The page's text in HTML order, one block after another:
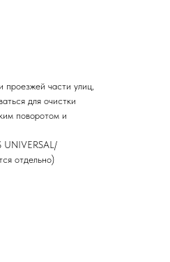
части улиц,
для очистки
поворотом и
UNIVERSAL/
отдельно)